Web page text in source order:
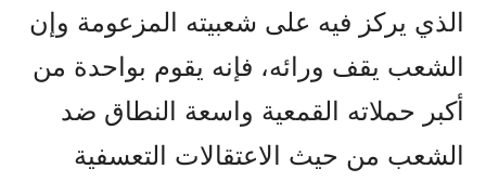
الذي يرکز فيه على شعبيته المزعومة وإن
الشعب يقف ورائه، فإنه يقوم بواحدة من
أکبر حملاته القمعية واسعة النطاق ضد
الشعب من حيث الاعتقالات التعسفية